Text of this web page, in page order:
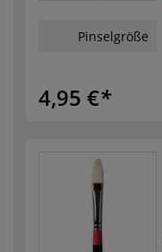
Pinselgröße
4,95 €